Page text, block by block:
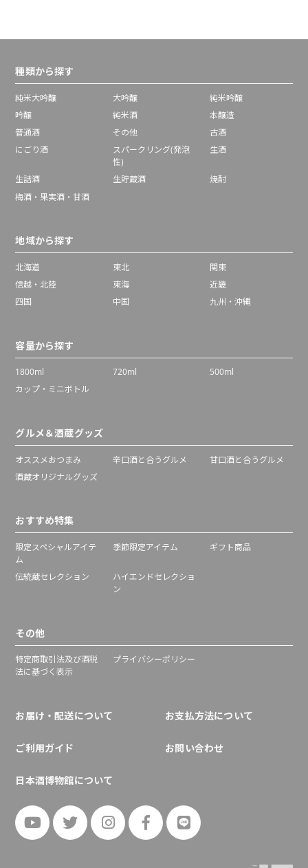
種類から探す
純米大吟醸 大吟醸
純米吟醸
吟醸
純米酒
本醸造
普通酒
その他
古酒
にごり酒
スパークリング(発泡
性)
生酒
生詰酒 生貯蔵酒
焼酎
梅酒・果実酒・甘酒
地域から探す
北海道 東北
関東
信越・北陸
東海
近畿
四国
中国 九州・沖縄
容量から探す
1800ml 720ml
500ml
カップ・ミニボトル
グルメ＆酒蔵グッズ
オススメおつまみ 辛口酒と合うグルメ
甘口酒と合うグルメ
酒蔵オリジナルグッズ
おすすめ特集
限定スペシャルアイテ
ム
季節限定アイテム ギフト商品
伝統蔵セレクション
ハイエンドセレクショ
ン
その他
特定商取引法及び酒税
法に基づく表示
プライバシーポリシー
お届け・配送について お支払方法について
ご利用ガイド お問い合わせ
日本酒博物館について